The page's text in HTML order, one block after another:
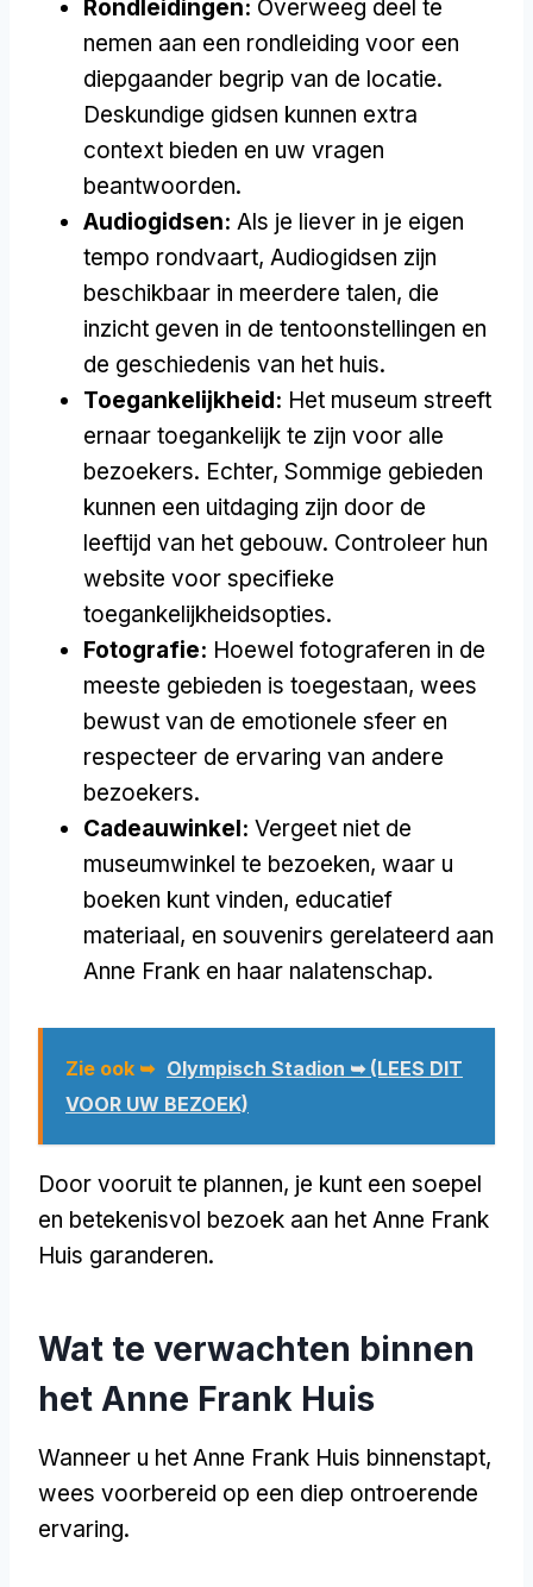
Rondleidingen: Overweeg deel te
nemen aan een rondleiding voor een
diepgaander begrip van de locatie.
Deskundige gidsen kunnen extra
context bieden en uw vragen
beantwoorden.
Audiogidsen: Als je liever in je eigen
tempo rondvaart, Audiogidsen zijn
beschikbaar in meerdere talen, die
inzicht geven in de tentoonstellingen en
de geschiedenis van het huis.
Toegankelijkheid: Het museum streeft
ernaar toegankelijk te zijn voor alle
bezoekers. Echter, Sommige gebieden
kunnen een uitdaging zijn door de
leeftijd van het gebouw. Controleer hun
website voor specifieke
toegankelijkheidsopties.
Fotografie: Hoewel fotograferen in de
meeste gebieden is toegestaan, wees
bewust van de emotionele sfeer en
respecteer de ervaring van andere
bezoekers.
Cadeauwinkel: Vergeet niet de
museumwinkel te bezoeken, waar u
boeken kunt vinden, educatief
materiaal, en souvenirs gerelateerd aan
Anne Frank en haar nalatenschap.
Zie ook ➥ Olympisch Stadion ➥ (LEES DIT
VOOR UW BEZOEK)
Door vooruit te plannen, je kunt een soepel
en betekenisvol bezoek aan het Anne Frank
Huis garanderen.
Wat te verwachten binnen
het Anne Frank Huis
Wanneer u het Anne Frank Huis binnenstapt,
wees voorbereid op een diep ontroerende
ervaring.